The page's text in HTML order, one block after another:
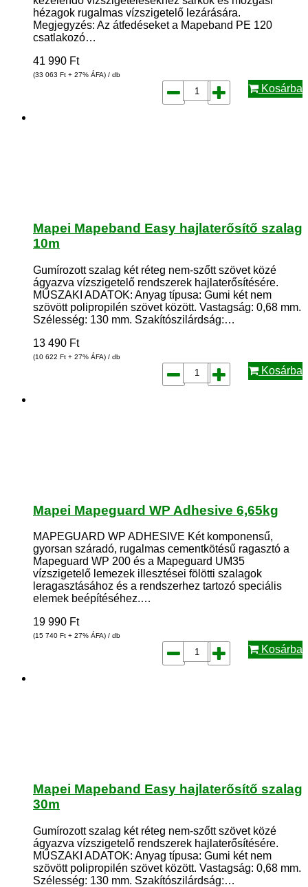
hézagok rugalmas vízszigetelő lezárására.
Megjegyzés: Az átfedéseket a Mapeband PE 120
csatlakozó…
41 990 Ft
(33 063 Ft + 27% ÁFA) / db
Kosárba
Mapei Mapeband Easy hajlaterősítő szalag
10m
Gumírozott szalag két réteg nem-szőtt szövet közé
ágyazva vízszigetelő rendszerek hajlaterősítésére.
MŰSZAKI ADATOK: Anyag típusa: Gumi két nem
szövött polipropilén szövet között. Vastagság: 0,68 mm.
Szélesség: 130 mm. Szakítószilárdság:…
13 490 Ft
(10 622 Ft + 27% ÁFA) / db
Kosárba
Mapei Mapeguard WP Adhesive 6,65kg
MAPEGUARD WP ADHESIVE Két komponensű,
gyorsan száradó, rugalmas cementkötésű ragasztó a
Mapeguard WP 200 és a Mapeguard UM35
vízszigetelő lemezek illesztései fölötti szalagok
leragasztásához és a rendszerhez tartozó speciális
elemek beépítéséhez.…
19 990 Ft
(15 740 Ft + 27% ÁFA) / db
Kosárba
Mapei Mapeband Easy hajlaterősítő szalag
30m
Gumírozott szalag két réteg nem-szőtt szövet közé
ágyazva vízszigetelő rendszerek hajlaterősítésére.
MŰSZAKI ADATOK: Anyag típusa: Gumi két nem
szövött polipropilén szövet között. Vastagság: 0,68 mm.
Szélesség: 130 mm. Szakítószilárdság:…